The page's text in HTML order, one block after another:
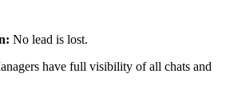
No lead is lost.
have full visibility of all chats and